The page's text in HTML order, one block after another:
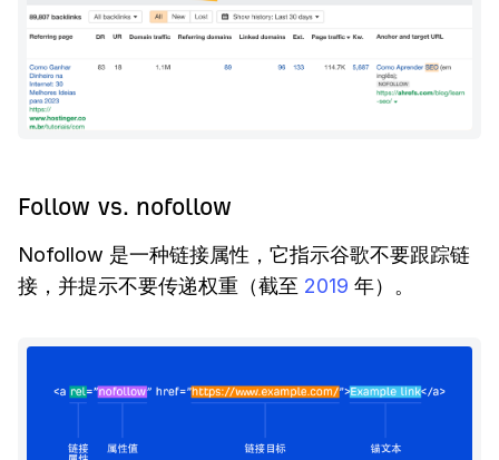
Follow vs. nofollow
Nofollow 是一种链接属性，它指示谷歌不要跟踪链
接，并提示不要传递权重（截至 2019 年）。